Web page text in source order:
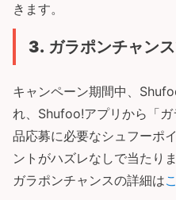
きます。
3. ガラポンチャン
キャンペーン期間中、
れ、Shufoo!アプリから「
品応募に必要なシュフーポ
ントがハズレなしで当たりま
ガラポンチャンスの詳細は